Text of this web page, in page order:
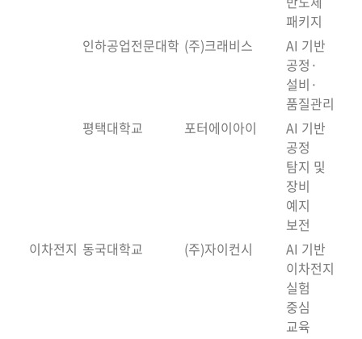
패키지
인하공업전문대학 (주)크래비스
AI 기반
공정·
설비·
품질관리
평택대학교
포터에이아이
AI 기반
공정
탐지 및
장비
예지
보전
이차전지 동국대학교 (주)자이컨시
AI 기반
이차전지
실험
중심
교육